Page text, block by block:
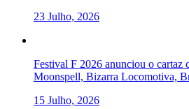
23 Julho, 2026
Festival F 2026 anunciou o cartaz
Moonspell, Bizarra Locomotiva,
15 Julho, 2026